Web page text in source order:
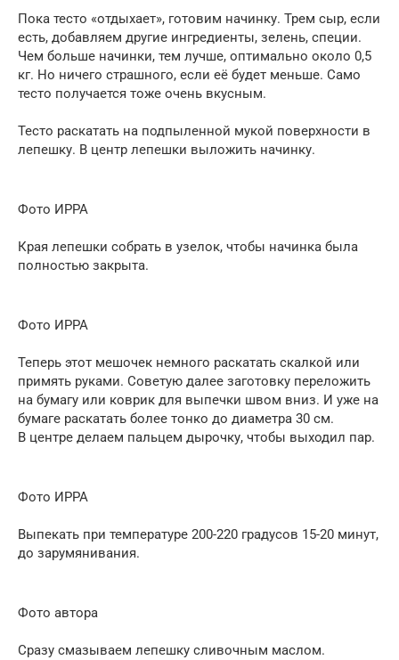
Пока тесто «отдыхает», готовим начинку. Трем сыр, если
есть, добавляем другие ингредиенты, зелень, специи.
Чем больше начинки, тем лучше, оптимально около 0,5
кг. Но ничего страшного, если её будет меньше. Само
тесто получается тоже очень вкусным.
Тесто раскатать на подпыленной мукой поверхности в
лепешку. В центр лепешки выложить начинку.
Фото ИРРА
Края лепешки собрать в узелок, чтобы начинка была
полностью закрыта.
Фото ИРРА
Теперь этот мешочек немного раскатать скалкой или
примять руками. Советую далее заготовку переложить
на бумагу или коврик для выпечки швом вниз. И уже на
бумаге раскатать более тонко до диаметра 30 см.
В центре делаем пальцем дырочку, чтобы выходил пар.
Фото ИРРА
Выпекать при температуре 200-220 градусов 15-20 минут,
до зарумянивания.
Фото автора
Сразу смазываем лепешку сливочным маслом.